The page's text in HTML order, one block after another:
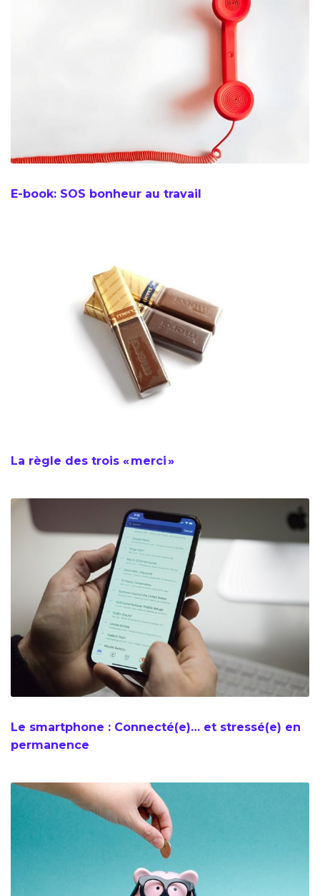
E-book: SOS bonheur au travail
La règle des trois « merci »
Le smartphone : Connecté(e)… et stressé(e) en
permanence